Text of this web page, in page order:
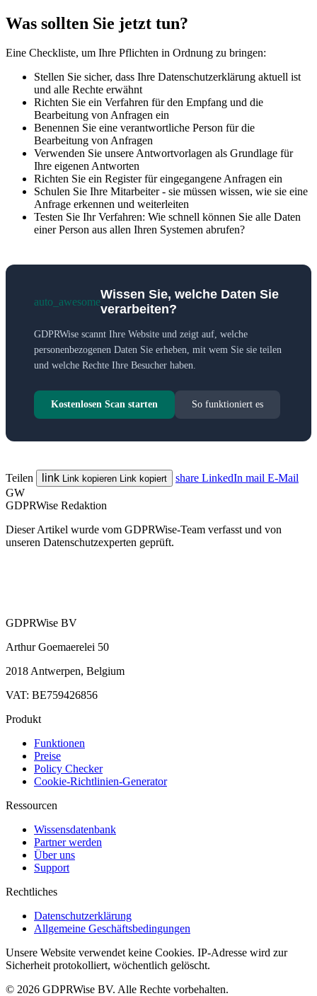
Was sollten Sie jetzt tun?
Eine Checkliste, um Ihre Pflichten in Ordnung zu bringen:
Stellen Sie sicher, dass Ihre Datenschutzerklärung aktuell ist
und alle Rechte erwähnt
Richten Sie ein Verfahren für den Empfang und die
Bearbeitung von Anfragen ein
Benennen Sie eine verantwortliche Person für die
Bearbeitung von Anfragen
Verwenden Sie unsere Antwortvorlagen als Grundlage für
Ihre eigenen Antworten
Richten Sie ein Register für eingegangene Anfragen ein
Schulen Sie Ihre Mitarbeiter - sie müssen wissen, wie sie eine
Anfrage erkennen und weiterleiten
Testen Sie Ihr Verfahren: Wie schnell können Sie alle Daten
einer Person aus allen Ihren Systemen abrufen?
auto_awesome
Wissen Sie, welche Daten Sie
verarbeiten?
GDPRWise scannt Ihre Website und zeigt auf, welche
personenbezogenen Daten Sie erheben, mit wem Sie sie teilen
und welche Rechte Ihre Besucher haben.
Kostenlosen Scan starten So funktioniert es
Teilen link Link kopieren Link kopiert share LinkedIn mail E-Mail
GW
GDPRWise Redaktion
Dieser Artikel wurde vom GDPRWise-Team verfasst und von
unseren Datenschutzexperten geprüft.
GDPRWise BV
Arthur Goemaerelei 50
2018 Antwerpen, Belgium
VAT: BE759426856
Produkt
Funktionen
Preise
Policy Checker
Cookie-Richtlinien-Generator
Ressourcen
Wissensdatenbank
Partner werden
Über uns
Support
Rechtliches
Datenschutzerklärung
Allgemeine Geschäftsbedingungen
Unsere Website verwendet keine Cookies. IP-Adresse wird zur
Sicherheit protokolliert, wöchentlich gelöscht.
© 2026 GDPRWise BV. Alle Rechte vorbehalten.